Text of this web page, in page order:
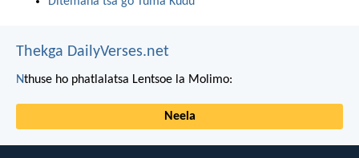
Thekga DailyVerses.net
Nthuse ho phatlalatsa Lentsoe la Molimo:
Neela